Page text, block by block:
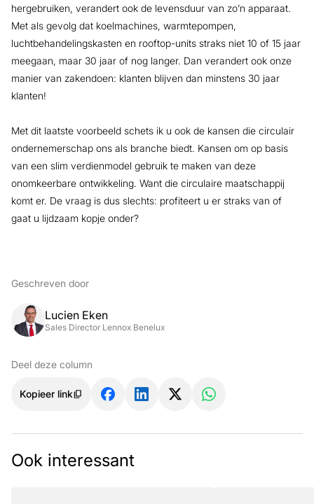
hergebruiken, verandert ook de levensduur van zo’n apparaat.
Met als gevolg dat koelmachines, warmtepompen,
luchtbehandelingskasten en rooftop-units straks niet 10 of 15 jaar
meegaan, maar 30 jaar of nog langer. Dan verandert ook onze
manier van zakendoen: klanten blijven dan minstens 30 jaar
klanten!
Met dit laatste voorbeeld schets ik u ook de kansen die circulair
ondernemerschap ons als branche biedt. Kansen om op basis
van een slim verdienmodel gebruik te maken van deze
onomkeerbare ontwikkeling. Want die circulaire maatschappij
komt er. De vraag is dus slechts: profiteert u er straks van of
gaat u lijdzaam kopje onder?
Geschreven door
Lucien Eken
Sales Director Lennox Benelux
Deel deze column
Kopieer link
Ook interessant